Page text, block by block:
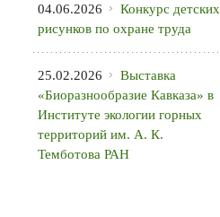
04.06.2026
Конкурс детских
рисунков по охране труда
25.02.2026
Выставка
«Биоразнообразие Кавказа» в
Институте экологии горных
территорий им. А. К.
Темботова РАН